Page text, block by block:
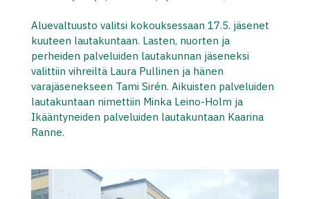
Aluevaltuusto valitsi kokouksessaan 17.5. jäsenet
kuuteen lautakuntaan. Lasten, nuorten ja
perheiden palveluiden lautakunnan jäseneksi
valittiin vihreiltä Laura Pullinen ja hänen
varajäsenekseen Tami Sirén. Aikuisten palveluiden
lautakuntaan nimettiin Minka Leino-Holm ja
Ikääntyneiden palveluiden lautakuntaan Kaarina
Ranne.